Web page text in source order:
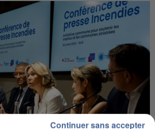
Continuer sans accepter